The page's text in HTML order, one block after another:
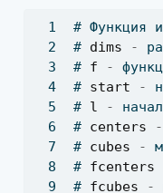
# Функция
# dims -
# f -
# start -
# l -
# centers -
# cubes -
# fcenters
# fcubes -